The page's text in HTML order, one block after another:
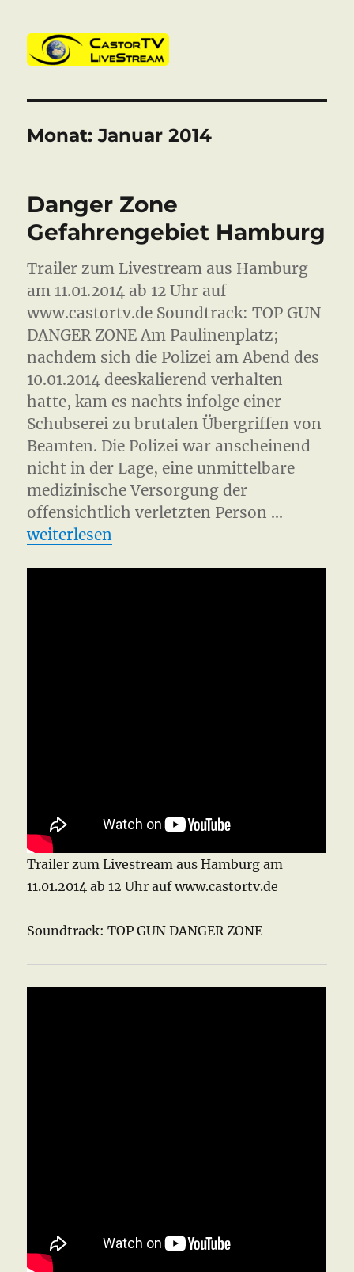
Monat:Januar 2014
Danger Zone
Gefahrengebiet Hamburg
Trailer zum Livestream aus Hamburg
am 11.01.2014 ab 12 Uhr auf
www.castortv.de Soundtrack: TOP GUN
DANGER ZONE Am Paulinenplatz;
nachdem sich die Polizei am Abend des
10.01.2014 deeskalierend verhalten
hatte, kam es nachts infolge einer
Schubserei zu brutalen Übergriffen von
Beamten. Die Polizei war anscheinend
nicht in der Lage, eine unmittelbare
medizinische Versorgung der
offensichtlich verletzten Person …
„Danger Zone Gefahrengebiet Hamburg“
weiterlesen
Trailer zum Livestream aus Hamburg am
11.01.2014 ab 12 Uhr auf www.castortv.de
Soundtrack: TOP GUN DANGER ZONE